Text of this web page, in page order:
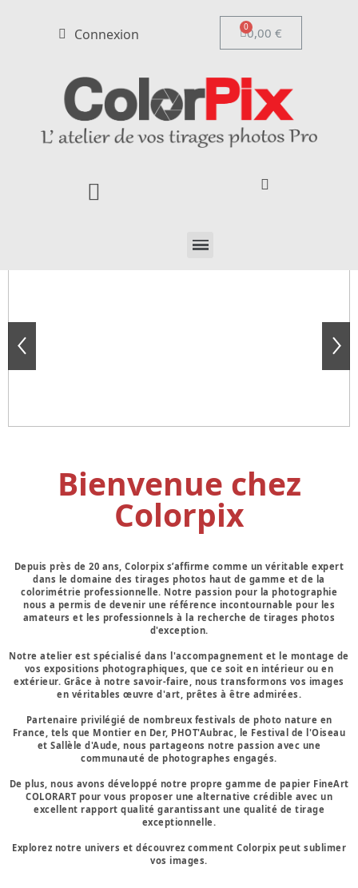
Connexion 0,00 €
Bienvenue chez
Colorpix
Depuis près de 20 ans, Colorpix s’affirme comme un véritable expert
dans le domaine des tirages photos haut de gamme et de la
colorimétrie professionnelle. Notre passion pour la photographie
nous a permis de devenir une référence incontournable pour les
amateurs et les professionnels à la recherche de tirages photos
d'exception.
Notre atelier est spécialisé dans l'accompagnement et le montage de
vos expositions photographiques, que ce soit en intérieur ou en
extérieur. Grâce à notre savoir-faire, nous transformons vos images
en véritables œuvre d'art, prêtes à être admirées.
Partenaire privilégié de nombreux festivals de photo nature en
France, tels que Montier en Der, PHOT'Aubrac, le Festival de l'Oiseau
et Sallèle d'Aude, nous partageons notre passion avec une
communauté de photographes engagés.
De plus, nous avons développé notre propre gamme de papier FineArt
COLORART pour vous proposer une alternative crédible avec un
excellent rapport qualité garantissant une qualité de tirage
exceptionnelle.
Explorez notre univers et découvrez comment Colorpix peut sublimer
vos images.